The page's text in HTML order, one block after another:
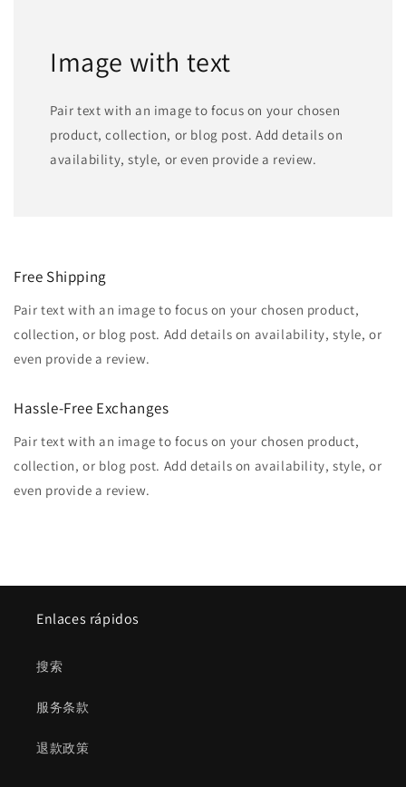
Image with text
Pair text with an image to focus on your chosen
product, collection, or blog post. Add details on
availability, style, or even provide a review.
Free Shipping
Pair text with an image to focus on your chosen product,
collection, or blog post. Add details on availability, style, or
even provide a review.
Hassle-Free Exchanges
Pair text with an image to focus on your chosen product,
collection, or blog post. Add details on availability, style, or
even provide a review.
Enlaces rápidos
搜索
服务条款
退款政策